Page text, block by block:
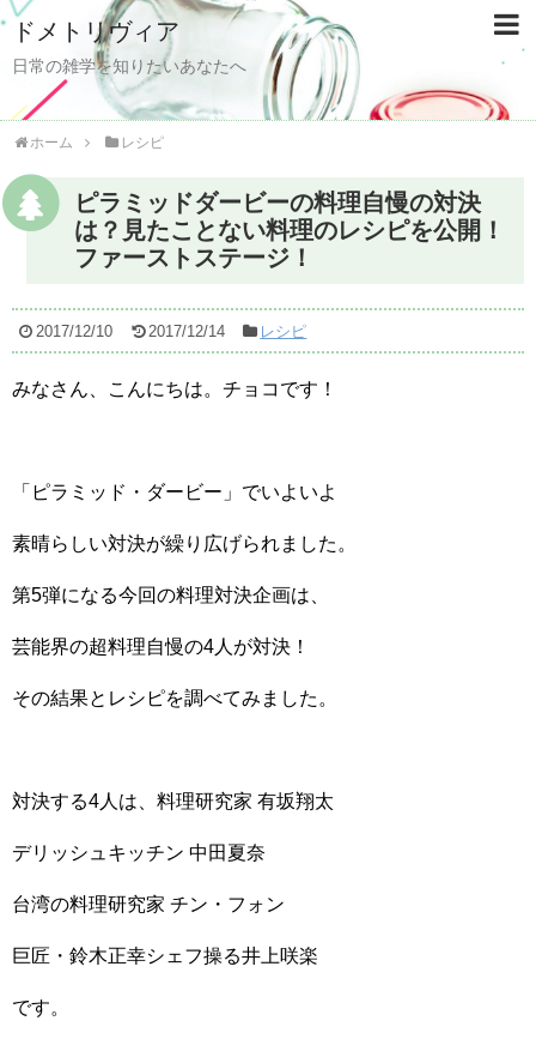
ドメトリヴィア
日常の雑学を知りたいあなたへ
ホーム レシピ
ピラミッドダービーの料理自慢の対決
は？見たことない料理のレシピを公開！
ファーストステージ！
2017/12/10 2017/12/14 レシピ
みなさん、こんにちは。チョコです！
「ピラミッド・ダービー」でいよいよ
素晴らしい対決が繰り広げられました。
第5弾になる今回の料理対決企画は、
芸能界の超料理自慢の4人が対決！
その結果とレシピを調べてみました。
対決する4人は、料理研究家 有坂翔太
デリッシュキッチン 中田夏奈
台湾の料理研究家 チン・フォン
巨匠・鈴木正幸シェフ操る井上咲楽
です。